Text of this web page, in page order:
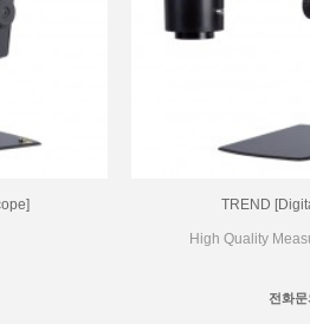
TREND
High Quality
전화문